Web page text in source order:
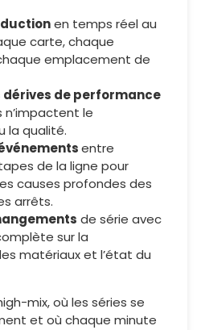
en temps réel au
carte, chaque
emplacement de
de performance
n’impactent le
la qualité.
entre
de la ligne pour
causes profondes des
arrêts.
de série avec
sur la
matériaux et l’état du
mix, où les séries se
et où chaque minute